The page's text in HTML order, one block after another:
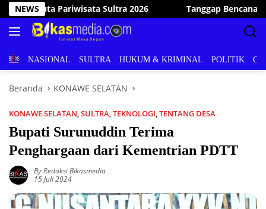
Langsung
ke
konten
NEWS
Bencana, Wakil Bupati Konawe Selatan Kunjungi dan
BERITANASIONAL SULTRA HUKUM & KRIMINAL POLITIK
Beranda KONAWE SELATAN
KONAWE SELATAN,SULTRA,TEKNOLOGI,TENTANG DESA
Bupati Surunuddin Terima
Penghargaan dari Kementrian PDTT
By Redaksi Bikasmedia
15 Juli 2024